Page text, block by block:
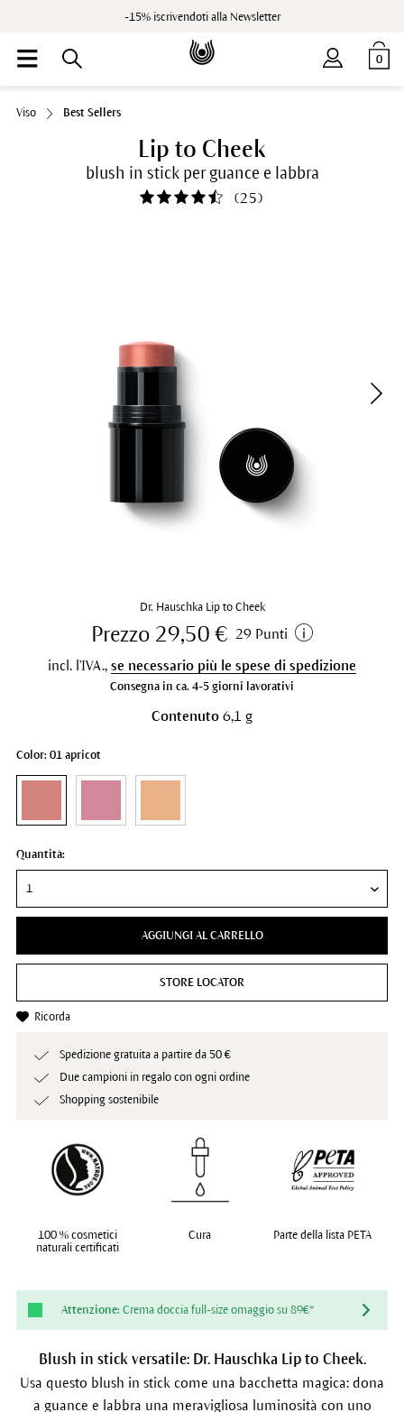
-15% iscrivendoti alla Newsletter
0
Viso Best Sellers
Lip to Cheek
blush in stick per guance e labbra
(25)
Blush in stick versatile: Dr. Hauschka Lip to Cheek.
Usa questo blush in stick come una bacchetta magica: dona
a guance e labbra una meravigliosa luminosità con uno
Dr. Hauschka Lip to Cheek
Prezzo 29,50 € 29 Punti
incl. l'IVA., se necessario più le spese di spedizione
Consegna in ca. 4-5 giorni lavorativi
Contenuto 6,1 g
Color: 01 apricot
Quantità:
AGGIUNGI AL CARRELLO
STORE LOCATOR
Ricorda
Spedizione gratuita a partire da 50 €
Due campioni in regalo con ogni ordine
Shopping sostenibile
100 % cosmetici
naturali certificati
Cura Parte della lista PETA
Attenzione: Crema doccia full-size omaggio su 89€*